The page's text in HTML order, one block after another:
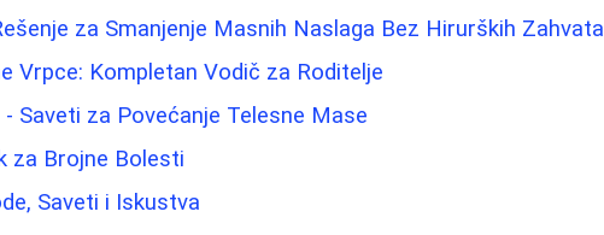
za Smanjenje Masnih Naslaga Bez Hirurških Zahvata
Vrpce: Kompletan Vodič za Roditelje
Saveti za Povećanje Telesne Mase
za Brojne Bolesti
Saveti i Iskustva